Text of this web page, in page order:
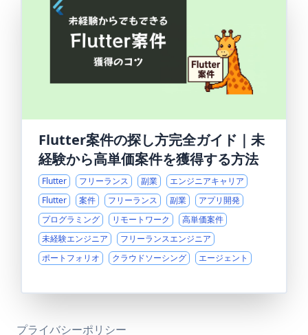
Flutter案件の探し方完全ガイド｜未
経験から高単価案件を獲得する方法
Flutter フリーランス 副業
エンジニアキャリア
Flutter
案件 フリーランス 副業
アプリ開発
プログラミング
リモートワーク
高単価案件
未経験エンジニア
フリーランスエンジニア
ポートフォリオ
クラウドソーシング エージェント
プライバシーポリシー